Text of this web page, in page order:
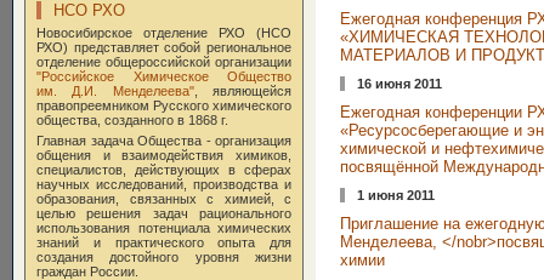
НСО РХО
Новосибирское отделение РХО (НСО
РХО) представляет собой региональное
отделение общероссийской организации
"Российское Химическое Общество
им. Д.И. Менделеева", являющейся
правопреемником Русского химического
общества, созданного в 1868 г.
Главная задача Общества - организация
общения и взаимодействия химиков,
специалистов, действующих в сферах
научных исследований, производства и
образования, связанных с химией, с
целью решения задач рационального
использования потенциала химических
знаний и практического опыта для
создания достойного уровня жизни
граждан России.
Ежегодная конференция
«ХИМИЧЕСКАЯ
МАТЕРИАЛОВ И
16 июня 2011
Eжегодная конференции
«Ресурсосберегающие и
химической и
посвящённой
1 июня 2011
Приглашение на
Менделеева, </
химии